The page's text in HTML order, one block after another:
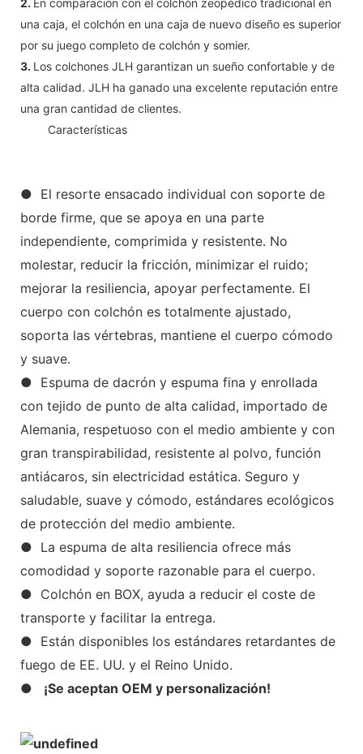
una caja, el colchón en una caja de nuevo diseño es superior
por su juego completo de colchón y somier.
3. Los colchones JLH garantizan un sueño confortable y de
alta calidad. JLH ha ganado una excelente reputación entre
una gran cantidad de clientes.
Características
● El resorte ensacado individual con soporte de
borde firme, que se apoya en una parte
independiente, comprimida y resistente. No
molestar, reducir la fricción, minimizar el ruido;
mejorar la resiliencia, apoyar perfectamente. El
cuerpo con colchón es totalmente ajustado,
soporta las vértebras, mantiene el cuerpo cómodo
y suave.
● Espuma de dacrón y espuma fina y enrollada
con tejido de punto de alta calidad, importado de
Alemania, respetuoso con el medio ambiente y con
gran transpirabilidad, resistente al polvo, función
antiácaros, sin electricidad estática. Seguro y
saludable, suave y cómodo, estándares ecológicos
de protección del medio ambiente.
● La espuma de alta resiliencia ofrece más
comodidad y soporte razonable para el cuerpo.
● Colchón en BOX, ayuda a reducir el coste de
transporte y facilitar la entrega.
● Están disponibles los estándares retardantes de
fuego de EE. UU. y el Reino Unido.
●
¡Se aceptan OEM y personalización!